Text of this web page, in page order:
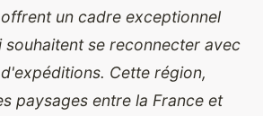
un cadre exceptionnel
souhaitent se reconnecter avec
Cette région,
paysages entre la France et